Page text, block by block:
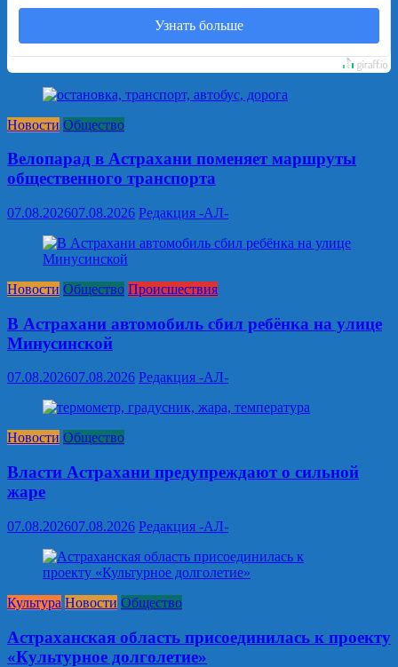
Узнать больше
Новости Общество
Велопарад в Астрахани поменяет маршруты
общественного транспорта
07.08.202607.08.2026 Редакция -АЛ-
Новости Общество Происшествия
В Астрахани автомобиль сбил ребёнка на улице
Минусинской
07.08.202607.08.2026 Редакция -АЛ-
Новости Общество
Власти Астрахани предупреждают о сильной
жаре
07.08.202607.08.2026 Редакция -АЛ-
Культура Новости Общество
Астраханская область присоединилась к проекту
«Культурное долголетие»